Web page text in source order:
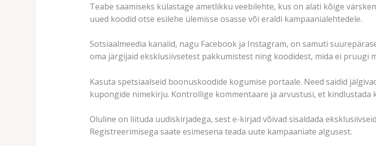
Teabe saamiseks külastage ametlikku veebilehte, kus on alati kõige
uued koodid otse esilehe ülemisse osasse või eraldi kampaanialehtedele.
Sotsiaalmeedia kanalid, nagu Facebook ja Instagram, on samuti
oma järgijaid eksklusiivsetest pakkumistest ning koodidest, mida ei pruugi
Kasuta spetsiaalseid boonuskoodide kogumise portaale. Need saidid
kupongide nimekirju. Kontrollige kommentaare ja arvustusi, et kindlustada
Oluline on liituda uudiskirjadega, sest e-kirjad võivad sisaldada
Registreerimisega saate esimesena teada uute kampaaniate algusest.